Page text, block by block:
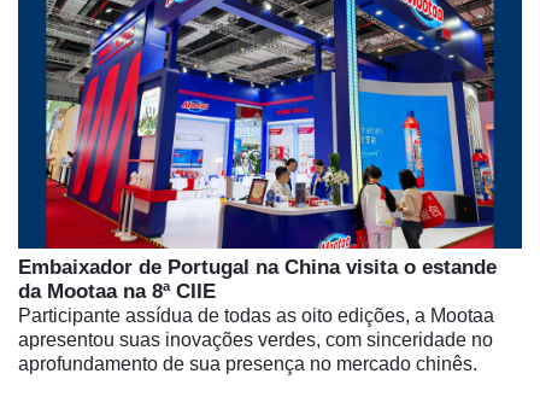
Embaixador de Portugal na China visita o estande
da Mootaa na 8ª CIIE
Participante assídua de todas as oito edições, a Mootaa
apresentou suas inovações verdes, com sinceridade no
aprofundamento de sua presença no mercado chinês.